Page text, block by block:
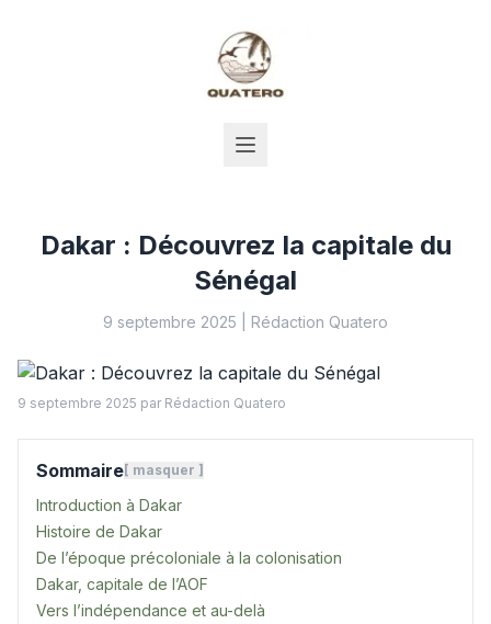
Dakar : Découvrez la capitale du
Sénégal
9 septembre 2025 Rédaction Quatero
9 septembre 2025 par Rédaction Quatero
Sommaire [ masquer ]
Introduction à Dakar
Histoire de Dakar
De l’époque précoloniale à la colonisation
Dakar, capitale de l’AOF
Vers l’indépendance et au-delà